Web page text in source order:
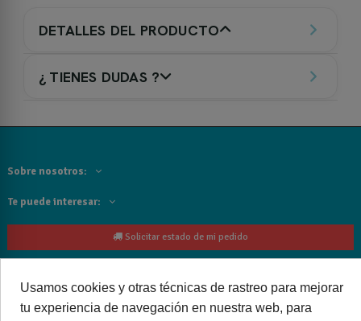
DETALLES DEL PRODUCTO
¿ TIENES DUDAS ?
Sobre nosotros:
Te puede interesar:
Solicitar estado de mi pedido
Siguenos
Usamos cookies y otras técnicas de rastreo para mejorar
tu experiencia de navegación en nuestra web, para